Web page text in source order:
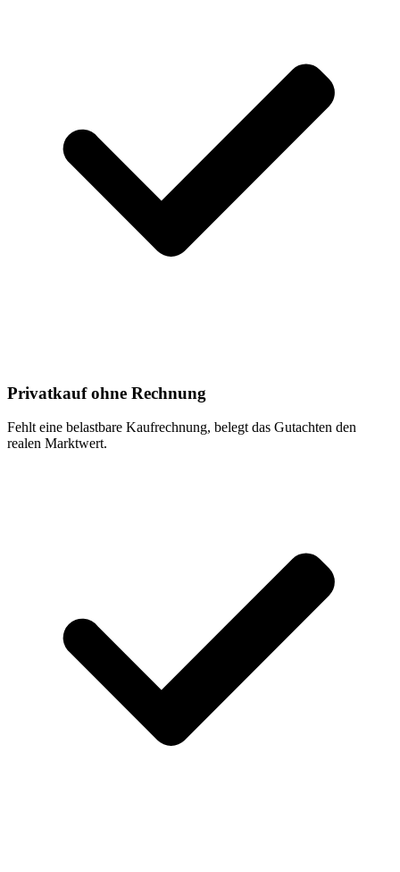
Privatkauf ohne Rechnung
Fehlt eine belastbare Kaufrechnung, belegt das Gutachten den
realen Marktwert.